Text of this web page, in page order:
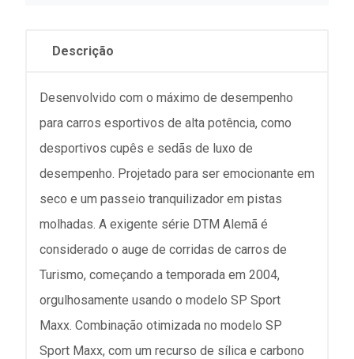
Descrição
Desenvolvido com o máximo de desempenho
para carros esportivos de alta potência, como
desportivos cupês e sedãs de luxo de
desempenho. Projetado para ser emocionante em
seco e um passeio tranquilizador em pistas
molhadas. A exigente série DTM Alemã é
considerado o auge de corridas de carros de
Turismo, começando a temporada em 2004,
orgulhosamente usando o modelo SP Sport
Maxx. Combinação otimizada no modelo SP
Sport Maxx, com um recurso de sílica e carbono